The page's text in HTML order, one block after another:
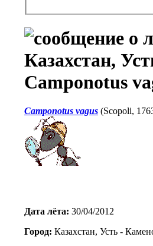
Казахстан,
Camponotus
Camponotus vagus (Scopoli,
Дата лёта: 30/04/2012
Город: Казахстан, Усть -